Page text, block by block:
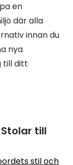
en
där alla
innan du
nya
till ditt
till
stil och